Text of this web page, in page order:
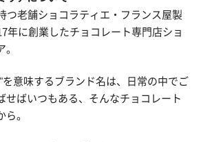
つ老舗ショコラティエ・フランス屋製
年に創業したチョコレート専門店ショ
。
意味するブランド名は、日常の中でご
せばいつもある、そんなチョコレート
ら。